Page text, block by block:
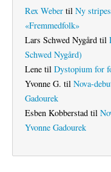
Rex Weber til Ny
«Fremmedfolk»
Lars Schwed Nygård til
Schwed Nygård)
Lene til Dystopium for
Yvonne G. til Nova-
Gadourek
Esben Kobberstad til
Yvonne Gadourek